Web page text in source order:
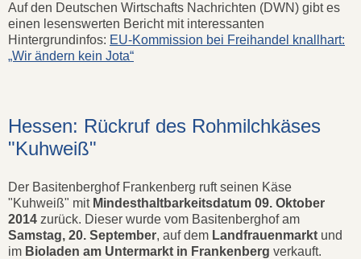
Auf den Deutschen Wirtschafts Nachrichten (DWN) gibt es
einen lesenswerten Bericht mit interessanten
Hintergrundinfos: EU-Kommission bei Freihandel knallhart:
„Wir ändern kein Jota“
Hessen: Rückruf des Rohmilchkäses
"Kuhweiß"
Der Basitenberghof Frankenberg ruft seinen Käse
"Kuhweiß" mit Mindesthaltbarkeitsdatum 09. Oktober
2014 zurück. Dieser wurde vom Basitenberghof am
Samstag, 20. September, auf dem Landfrauenmarkt und
im Bioladen am Untermarkt in Frankenberg verkauft.